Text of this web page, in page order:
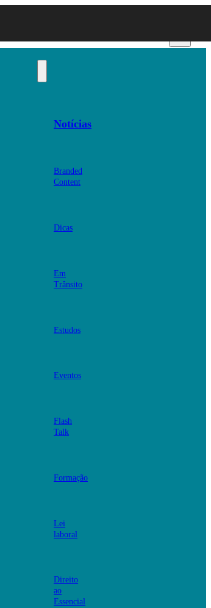
Notícias
Branded
Content
Dicas
Em
Trânsito
Estudos
Eventos
Flash
Talk
Formação
Lei
laboral
Direito
ao
Essencial